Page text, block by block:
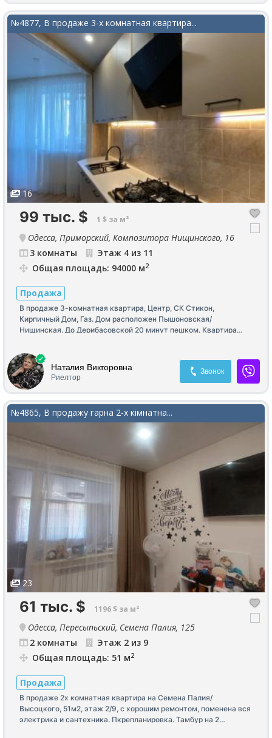
№4877, В продаже 3-х комнатная квартира...
16
99 тыс. $ 1 $ за м²
Одесса, Приморский, Композитора Нищинского, 16
3 комнаты
Этаж 4 из 11
Общая площадь: 94000 м2
Продажа
В продаже 3-комнатная квартира, Центр, СК Стикон,
Кирпичный Дом, Газ. Дом расположен Пышоновская/
Нищинская. До Дерибасовской 20 минут пешком. Квартира
комнаты, 16м2 кухня-столовая с выходом на лоджию, 2
санузла, гардеробная. 4 этаж, 10 этажного дома. Дом
автономный, на крыше солнечные панели, при отключении
электроэнергии, работает лифт, подача воды, крышная
котельная. Большой закрытый двор с детской площадкой. На
этаже есть кладовка 3 м2 (за доп. плату).
Наталия Викторовна
Риелтор
Звонок
№4865, В продажу гарна 2-х кімнатна...
23
61 тыс. $ 1196 $ за м²
Одесса, Пересыпьский, Семена Палия, 125
2 комнаты
Этаж 2 из 9
Общая площадь: 51 м2
Продажа
В продаже 2х комнатная квартира на Семена Палия/
Высоцкого, 51м2, этаж 2/9, с хорошим ремонтом, поменена вся
электрика и сантехника. Пкрепланировка. Тамбур на 2